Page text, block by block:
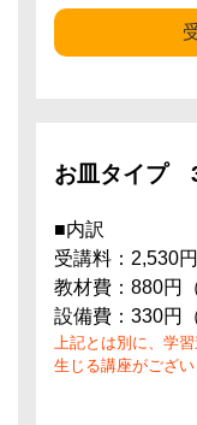
お皿タイプ
■内訳
受講料：2,530円
教材費：880円
設備費：330円
上記とは別に、学
生じる講座がござい